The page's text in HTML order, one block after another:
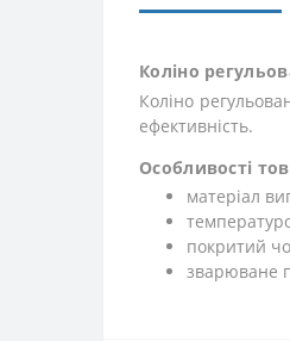
Коліно
Коліно
ефективність.
Особливості
матеріал
покритий
зварюване